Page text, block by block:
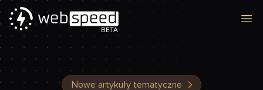
BETA
Nowe artykuły tematyczne